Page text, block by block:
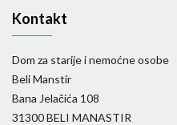
Kontakt
Dom za starije i nemoćne osobe
Beli Manstir
Bana Jelačića 108
31300 BELI MANASTIR